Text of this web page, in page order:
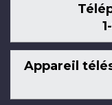
Appareil